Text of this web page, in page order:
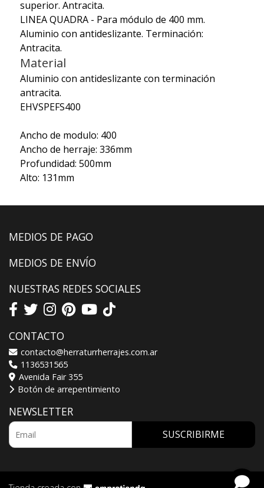
superior. Antracita.
LINEA QUADRA - Para módulo de 400 mm.
Aluminio con antideslizante. Terminación:
Antracita.
Material
Aluminio con antideslizante con terminación
antracita.
EHVSPEFS400
Ancho de modulo: 400
Ancho de herraje: 336mm
Profundidad: 500mm
Alto: 131mm
MEDIOS DE PAGO
MEDIOS DE ENVÍO
NUESTRAS REDES SOCIALES
CONTACTO
contacto@herraturrherrajes.com.ar
1136531565
Avenida Fair 355
Botón de arrepentimiento
NEWSLETTER
SUSCRIBIRME